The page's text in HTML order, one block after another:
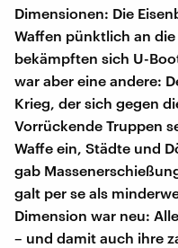
Dimensionen: Die
Waffen pünktlich an
bekämpften sich U-
war aber eine andere:
Krieg, der sich gegen
Vorrückende Truppen
Waffe ein, Städte und
gab
galt per se als
Dimension war neu:
– und damit auch ihre